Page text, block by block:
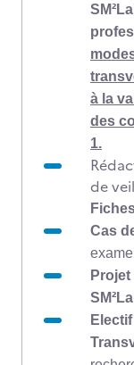
à la
des
1.
de
Cas
Projet